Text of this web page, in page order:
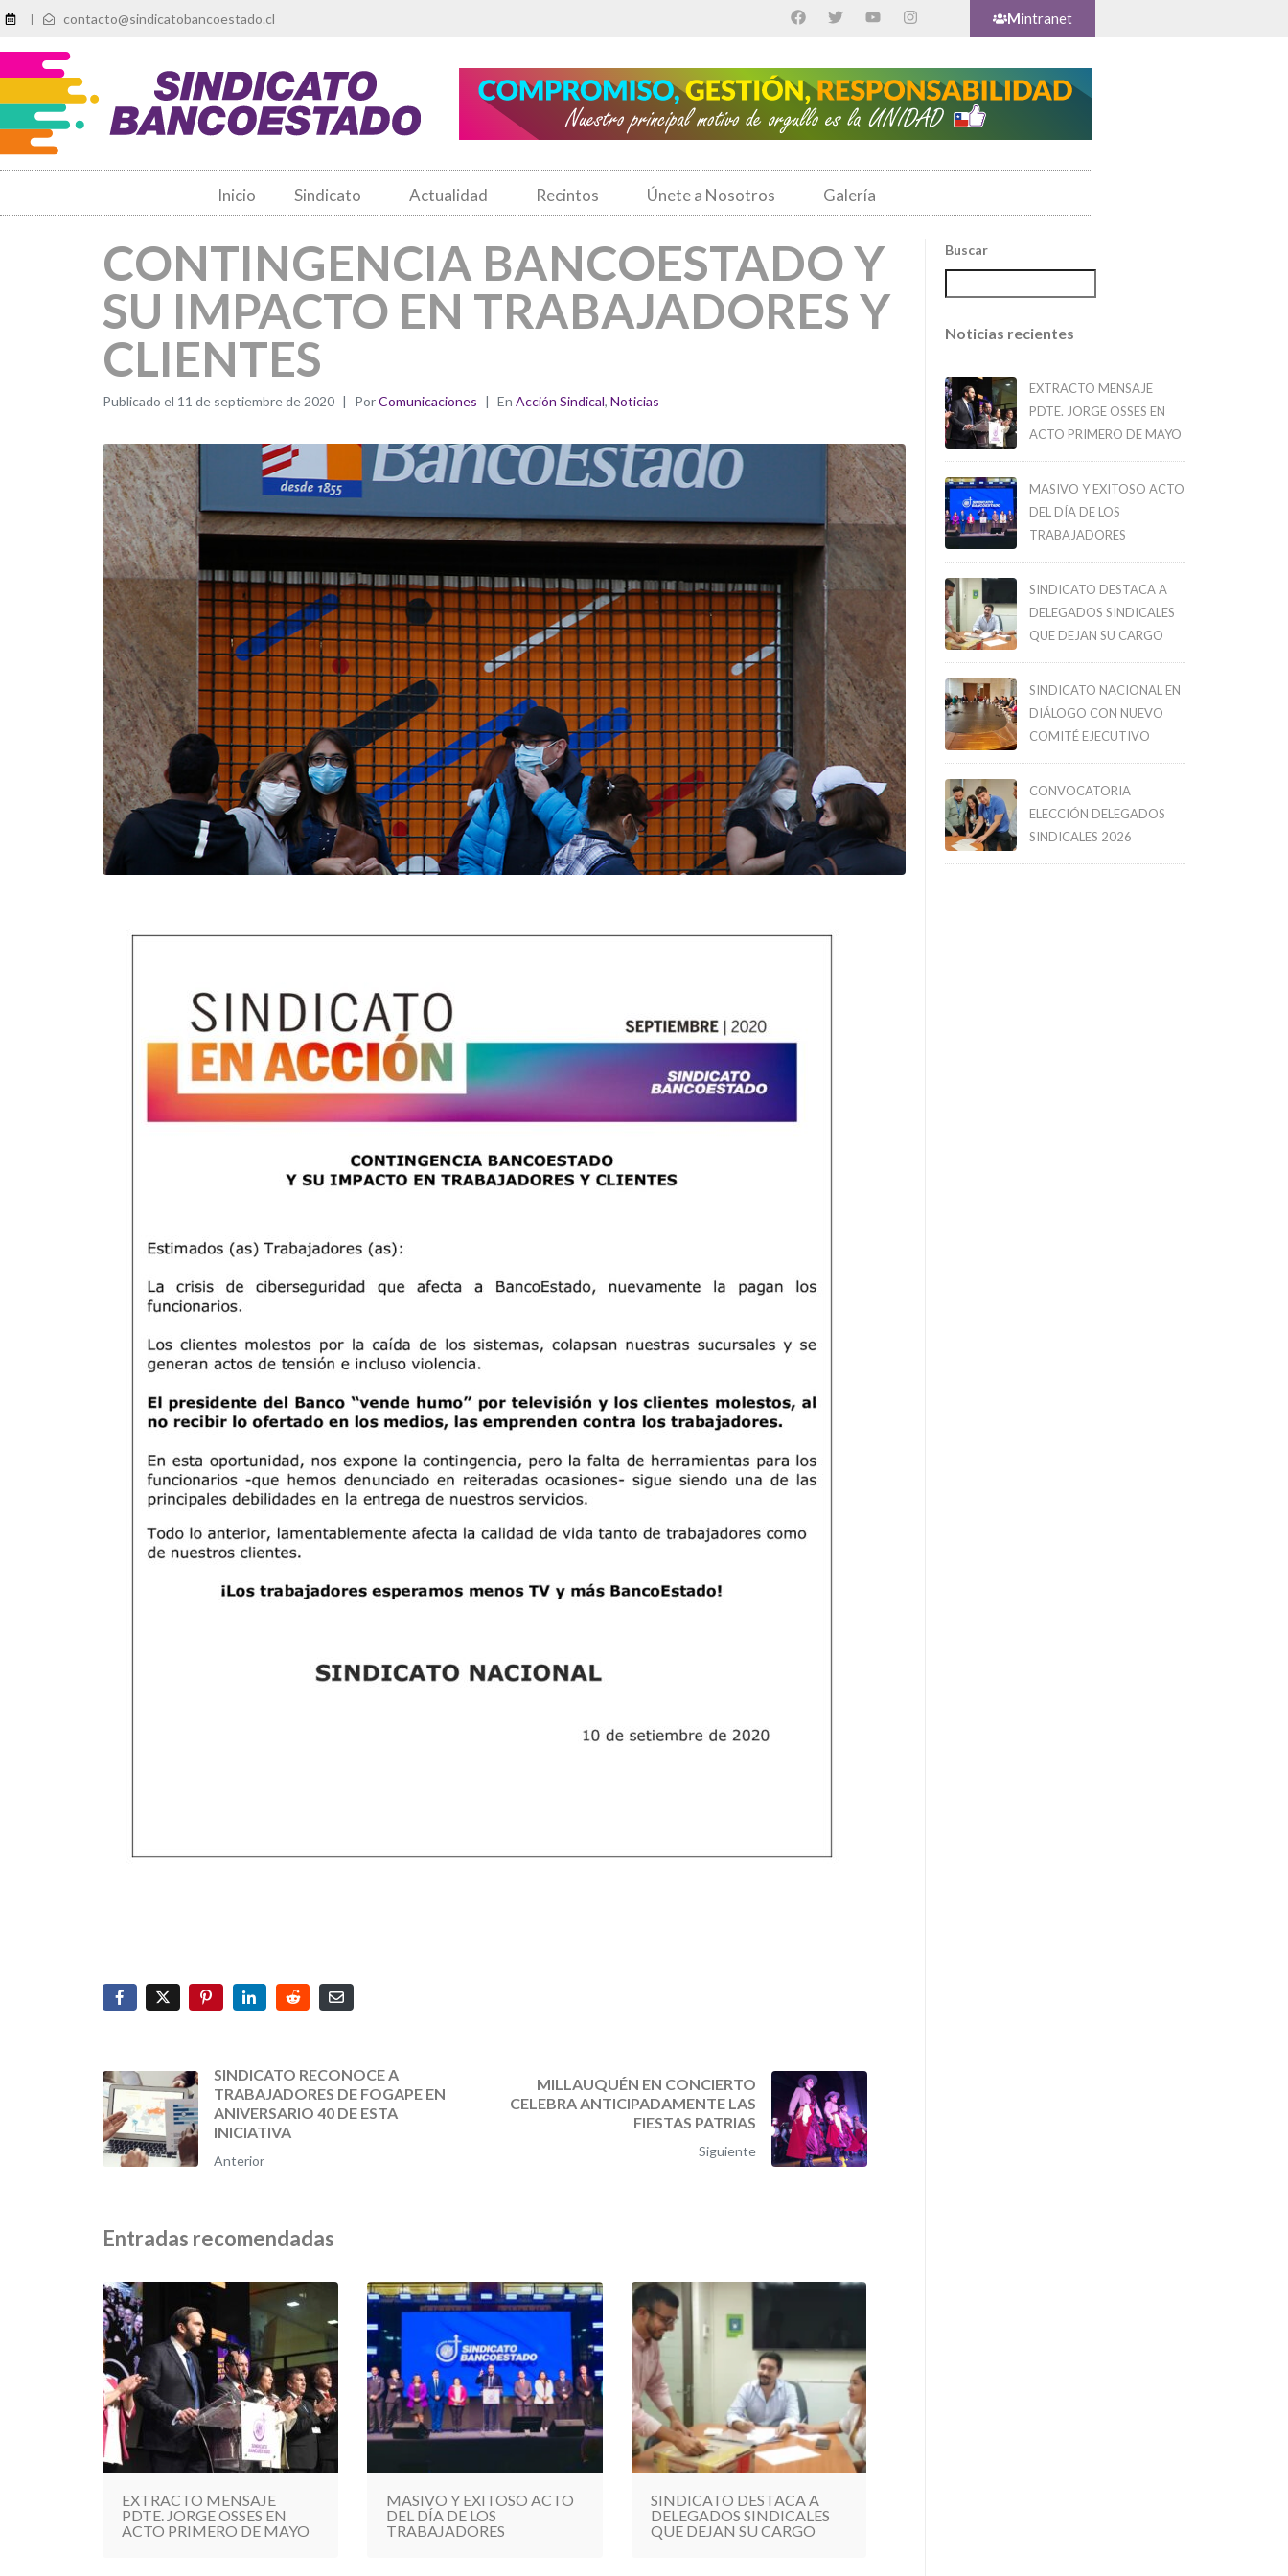
| contacto@sindicatobancoestado.cl Mintranet
Inicio Sindicato Actualidad Recintos Únete a Nosotros Galería
CONTINGENCIA BANCOESTADO Y
SU IMPACTO EN TRABAJADORES Y
CLIENTES
Publicado el 11 de septiembre de 2020 PorComunicaciones En Acción Sindical, Noticias
SINDICATO RECONOCE A
TRABAJADORES DE FOGAPE EN
ANIVERSARIO 40 DE ESTA
INICIATIVA
Anterior
MILLAUQUÉN EN CONCIERTO
CELEBRA ANTICIPADAMENTE LAS
FIESTAS PATRIAS
Siguiente
Entradas recomendadas
EXTRACTO MENSAJE
PDTE. JORGE OSSES EN
ACTO PRIMERO DE MAYO
MASIVO Y EXITOSO ACTO
DEL DÍA DE LOS
TRABAJADORES
SINDICATO DESTACA A
DELEGADOS SINDICALES
QUE DEJAN SU CARGO
Buscar
Noticias recientes
EXTRACTO MENSAJE
PDTE. JORGE OSSES EN
ACTO PRIMERO DE MAYO
MASIVO Y EXITOSO ACTO
DEL DÍA DE LOS
TRABAJADORES
SINDICATO DESTACA A
DELEGADOS SINDICALES
QUE DEJAN SU CARGO
SINDICATO NACIONAL EN
DIÁLOGO CON NUEVO
COMITÉ EJECUTIVO
CONVOCATORIA
ELECCIÓN DELEGADOS
SINDICALES 2026